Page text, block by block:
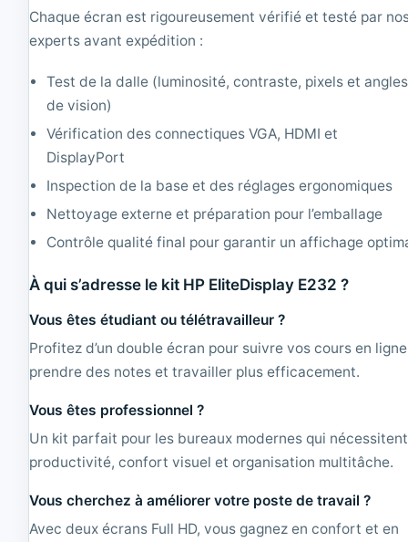
Chaque écran est rigoureusement vérifié et testé par
experts avant expédition :
Test de la dalle (luminosité, contraste, pixels et angles
de vision)
Vérification des connectiques VGA, HDMI et
DisplayPort
Inspection de la base et des réglages ergonomiques
Nettoyage externe et préparation pour l’emballage
Contrôle qualité final pour garantir un affichage
À qui s’adresse le kit HP EliteDisplay E232 ?
Vous êtes étudiant ou télétravailleur ?
Profitez d’un double écran pour suivre vos cours en
prendre des notes et travailler plus efficacement.
Vous êtes professionnel ?
Un kit parfait pour les bureaux modernes qui nécessitent
productivité, confort visuel et organisation multitâche.
Vous cherchez à améliorer votre poste de travail ?
Avec deux écrans Full HD, vous gagnez en confort et en